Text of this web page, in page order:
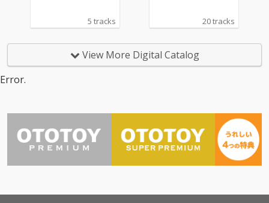
5 tracks 20 tracks
View More Digital Catalog
Error.